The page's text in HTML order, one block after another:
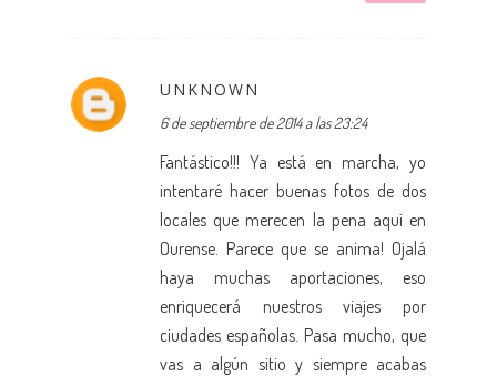
UNKNOWN
6 de septiembre de 2014 a las 23:24
Fantástico!!! Ya está en marcha, yo
intentaré hacer buenas fotos de dos
locales que merecen la pena aquí en
Ourense. Parece que se anima! Ojalá
haya muchas aportaciones, eso
enriquecerá nuestros viajes por
ciudades españolas. Pasa mucho, que
vas a algún sitio y siempre acabas